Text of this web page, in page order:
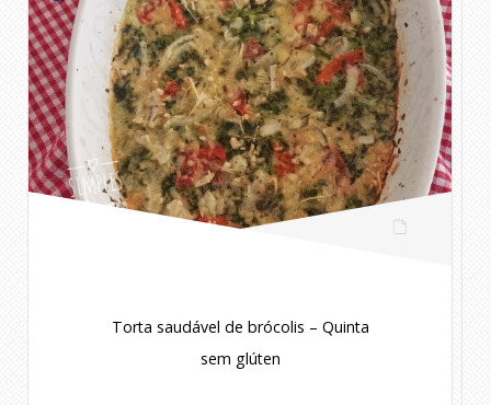
Torta saudável de brócolis – Quinta
sem glúten